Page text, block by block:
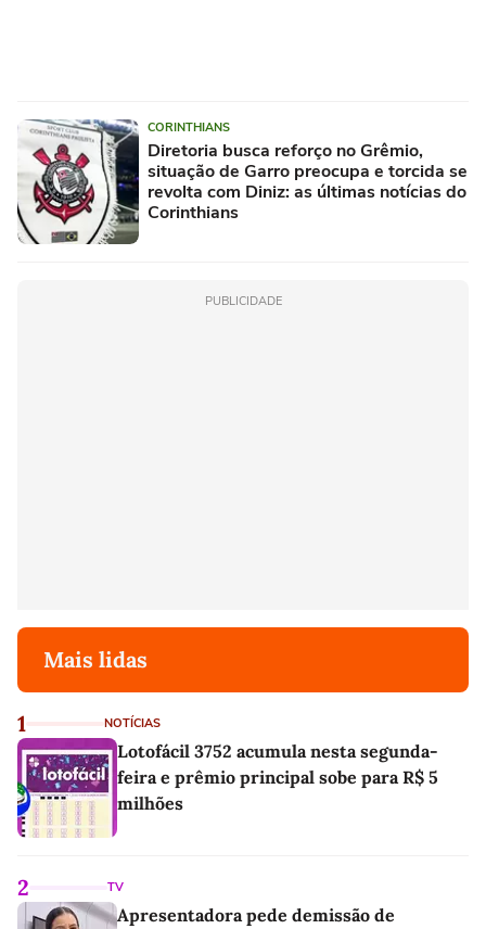
CORINTHIANS
Diretoria busca reforço no Grêmio,
situação de Garro preocupa e torcida se
revolta com Diniz: as últimas notícias do
Corinthians
PUBLICIDADE
Mais lidas
1 NOTÍCIAS
Lotofácil 3752 acumula nesta segunda-
feira e prêmio principal sobe para R$ 5
milhões
2 TV
Apresentadora pede demissão de